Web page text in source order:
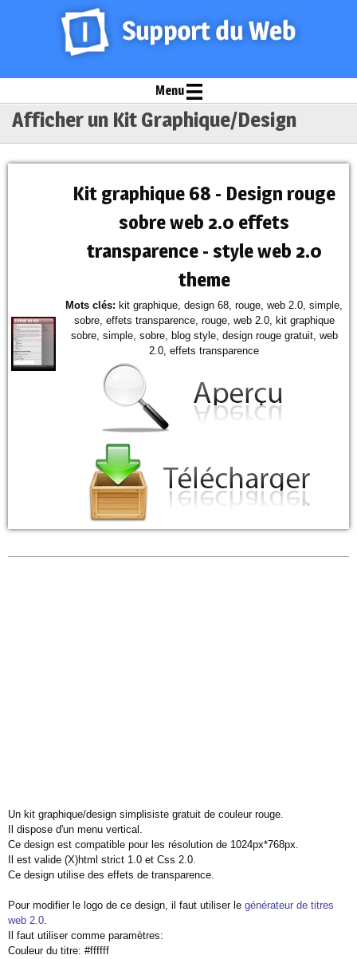
Menu
Afficher un Kit Graphique/Design
Kit graphique 68 - Design rouge
sobre web 2.0 effets
transparence - style web 2.0
theme
Mots clés: kit graphique, design 68, rouge, web 2.0, simple,
sobre, effets transparence, rouge, web 2.0, kit graphique
sobre, simple, sobre, blog style, design rouge gratuit, web
2.0, effets transparence
Un kit graphique/design simplisiste gratuit de couleur rouge.
Il dispose d'un menu vertical.
Ce design est compatible pour les résolution de 1024px*768px.
Il est valide (X)html strict 1.0 et Css 2.0.
Ce design utilise des effets de transparence.
Pour modifier le logo de ce design, il faut utiliser le générateur de titres
web 2.0.
Il faut utiliser comme paramètres:
Couleur du titre: #ffffff